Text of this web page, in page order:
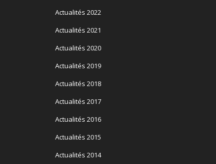
Actualités 2022
Actualités 2021
Actualités 2020
Actualités 2019
Actualités 2018
Actualités 2017
Actualités 2016
Actualités 2015
Actualités 2014